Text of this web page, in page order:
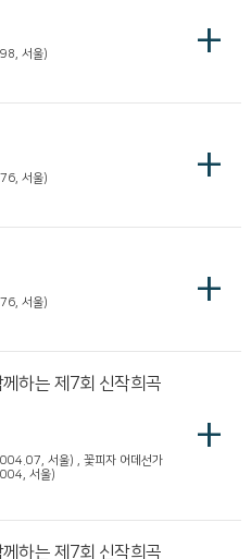
+
서울)
+
서울)
+
서울)
하는 제7회 신작희곡
+
서울) , 꽃피자 어데선가
서울)
하는 제7회 신작희곡